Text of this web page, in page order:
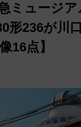
ミュージ
形236が川
16点】